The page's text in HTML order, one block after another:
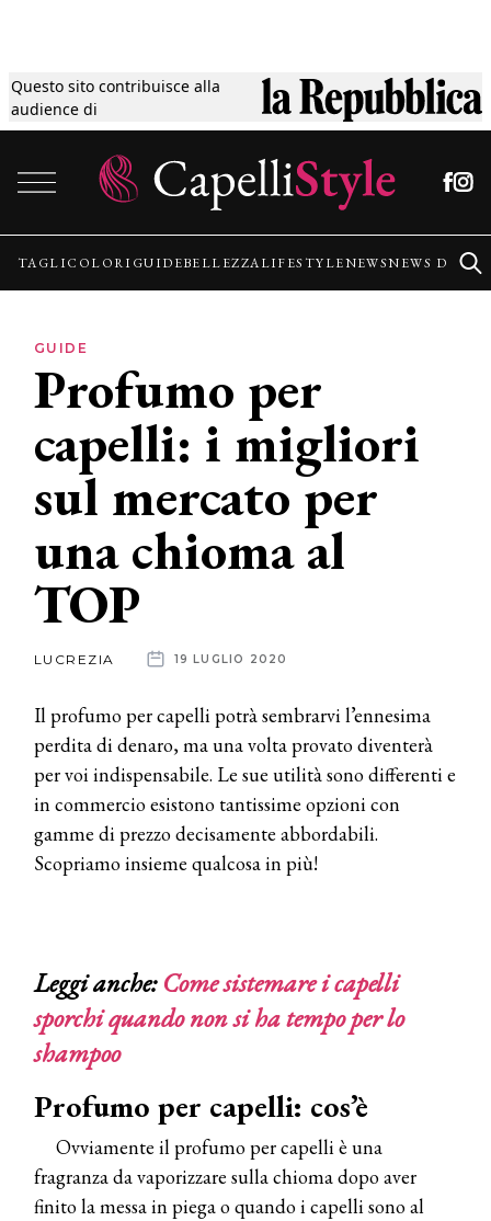
Questo sito contribuisce alla
audience di
Tagli
Colori
Guide
Lifestyle
News
News
dalle
aziende
TAGLICOLORI GUIDEBELLEZZALIFESTYLENEWSNEWS
GUIDE
Profumo per
capelli: i migliori
sul mercato per
una chioma al
TOP
LUCREZIA 19 LUGLIO 2020
Il profumo per capelli potrà sembrarvi l’ennesima
perdita di denaro, ma una volta provato diventerà
per voi indispensabile. Le sue utilità sono differenti e
in commercio esistono tantissime opzioni con
gamme di prezzo decisamente abbordabili.
Scopriamo insieme qualcosa in più!
Leggi anche:Come sistemare i capelli
sporchi quando non si ha tempo per lo
shampoo
Profumo per capelli: cos’è
Ovviamente il profumo per capelli è una
fragranza da vaporizzare sulla chioma dopo aver
finito la messa in piega o quando i capelli sono al